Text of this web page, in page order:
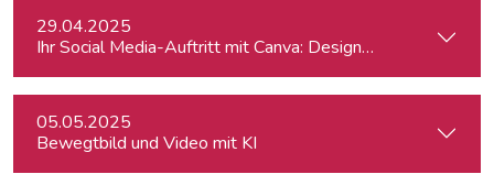
29.04.2025
Ihr Social Media-Auftritt mit Canva: Designs, die begeistern
05.05.2025
Bewegtbild und Video mit KI